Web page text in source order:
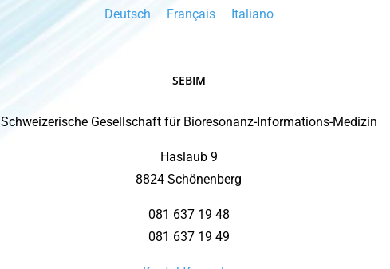
Deutsch Français Italiano
SEBIM
Schweizerische Gesellschaft für Bioresonanz-Informations-Medizin
Haslaub 9
8824 Schönenberg
081 637 19 48
081 637 19 49